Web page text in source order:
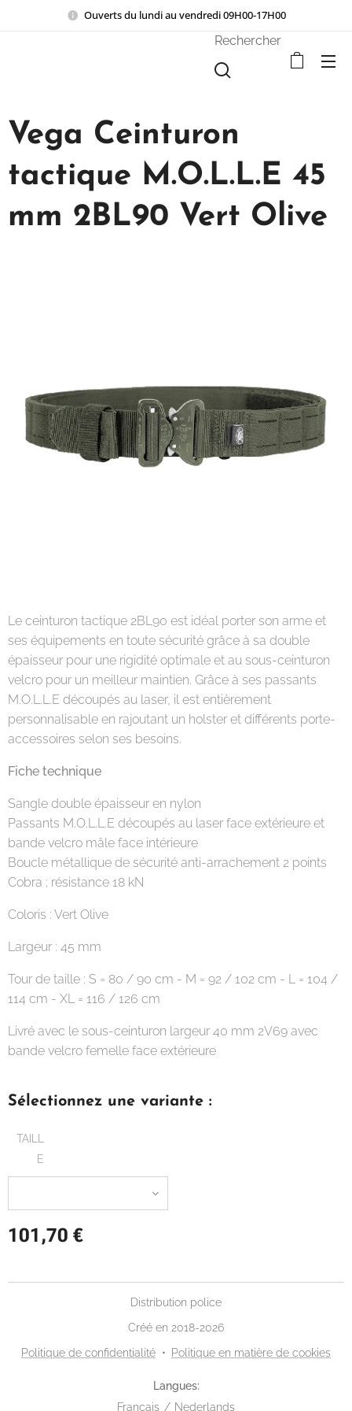
Ouverts du lundi au vendredi 09H00-17H00
Rechercher
Vega Ceinturon
tactique M.O.L.L.E 45
mm 2BL90 Vert Olive
Le ceinturon tactique 2BL90 est idéal porter son arme et
ses équipements en toute sécurité grâce à sa double
épaisseur pour une rigidité optimale et au sous-ceinturon
velcro pour un meilleur maintien. Grâce à ses passants
M.O.L.L.E découpés au laser, il est entièrement
personnalisable en rajoutant un holster et différents porte-
accessoires selon ses besoins.
Fiche technique
Sangle double épaisseur en nylon
Passants M.O.L.L.E découpés au laser face extérieure et
bande velcro mâle face intérieure
Boucle métallique de sécurité anti-arrachement 2 points
Cobra ; résistance 18 kN
Coloris : Vert Olive
Largeur : 45 mm
Tour de taille : S = 80 / 90 cm - M = 92 / 102 cm - L = 104 /
114 cm - XL = 116 / 126 cm
Livré avec le sous-ceinturon largeur 40 mm 2V69 avec
bande velcro femelle face extérieure
Sélectionnez une variante :
TAILL
E
101,70 €
Distribution police
Créé en 2018-2026
Politique de confidentialité
Politique en matière de cookies
Langues
Français
Nederlands